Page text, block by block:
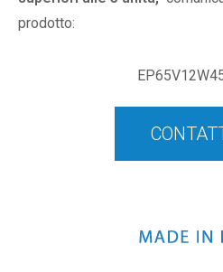
prodotto: